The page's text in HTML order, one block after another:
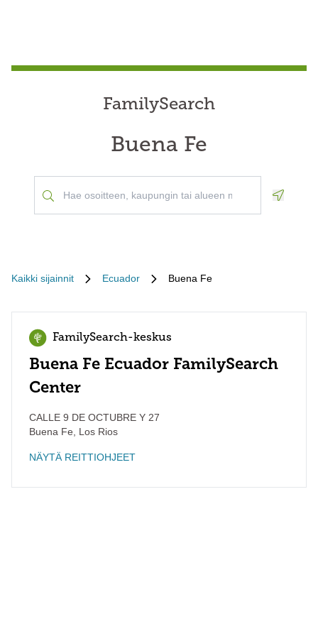
FamilySearch
Buena Fe
Kaikki sijainnit Ecuador Buena Fe
FamilySearch-keskus
Buena Fe Ecuador FamilySearch
Center
CALLE 9 DE OCTUBRE Y 27
Buena Fe
Los Rios
NÄYTÄ REITTIOHJEET